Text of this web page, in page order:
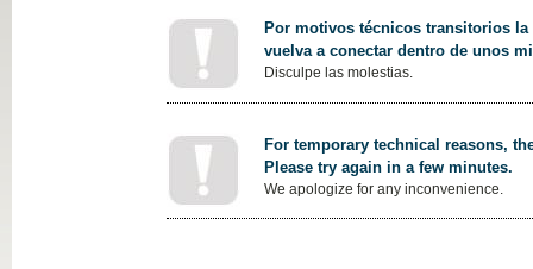
Por motivos técnicos transitorios
vuelva a conectar dentro de unos
Disculpe las molestias.
For temporary technical reasons,
Please try again in a few minutes.
We apologize for any inconvenience.